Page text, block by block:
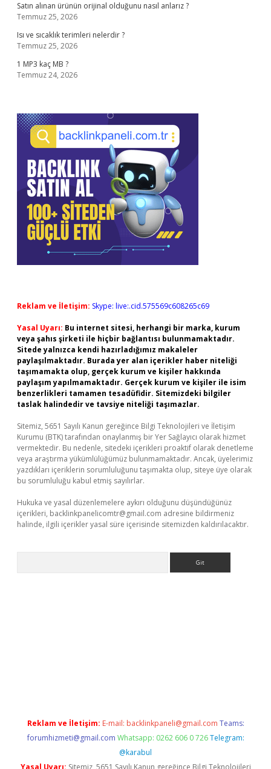
Satın alınan ürünün orijinal olduğunu nasıl anlarız ?
Temmuz 25, 2026
Isı ve sıcaklık terimleri nelerdir ?
Temmuz 25, 2026
1 MP3 kaç MB ?
Temmuz 24, 2026
Reklam ve İletişim: Skype: live:.cid.575569c608265c69
Yasal Uyarı: Bu internet sitesi, herhangi bir marka, kurum
veya şahıs şirketi ile hiçbir bağlantısı bulunmamaktadır.
Sitede yalnızca kendi hazırladığımız makaleler
paylaşılmaktadır. Burada yer alan içerikler haber niteliği
taşımamakta olup, gerçek kurum ve kişiler hakkında
paylaşım yapılmamaktadır. Gerçek kurum ve kişiler ile isim
benzerlikleri tamamen tesadüfidir. Sitemizdeki bilgiler
taslak halindedir ve tavsiye niteliği taşımazlar.
Sitemiz, 5651 Sayılı Kanun gereğince Bilgi Teknolojileri ve İletişim
Kurumu (BTK) tarafından onaylanmış bir Yer Sağlayıcı olarak hizmet
vermektedir. Bu nedenle, sitedeki içerikleri proaktif olarak denetleme
veya araştırma yükümlülüğümüz bulunmamaktadır. Ancak, üyelerimiz
yazdıkları içeriklerin sorumluluğunu taşımakta olup, siteye üye olarak
bu sorumluluğu kabul etmiş sayılırlar.
Hukuka ve yasal düzenlemelere aykırı olduğunu düşündüğünüz
içerikleri, backlinkpanelicomtr@gmail.com adresine bildirmeniz
halinde, ilgili içerikler yasal süre içerisinde sitemizden kaldırılacaktır.
Reklam ve İletişim: E-mail: backlinkpaneli@gmail.com Teams:
forumhizmeti@gmail.com Whatsapp: 0262 606 0 726 Telegram:
@karabul
Yasal Uyarı: Sitemiz, 5651 Sayılı Kanun gereğince Bilgi Teknolojileri